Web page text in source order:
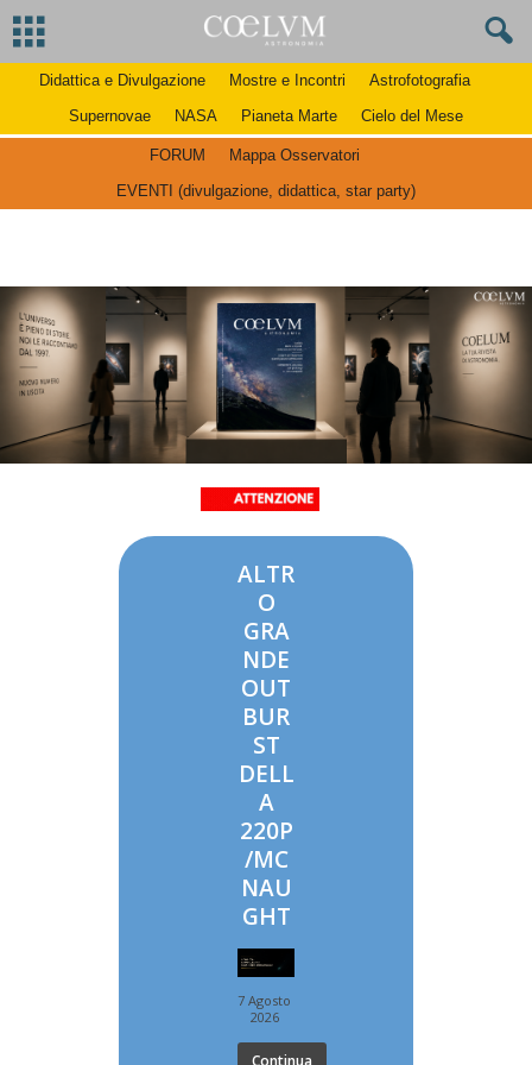
Didattica e Divulgazione Mostre e Incontri
Astrofotografia
Supernovae
NASA Pianeta Marte Cielo del Mese
FORUM
Mappa Osservatori
EVENTI (divulgazione, didattica, star party)
ALTR
O
GRA
NDE
OUT
BUR
ST
DELL
A
220P
/MC
NAU
GHT
7 Agosto
2026
Continua